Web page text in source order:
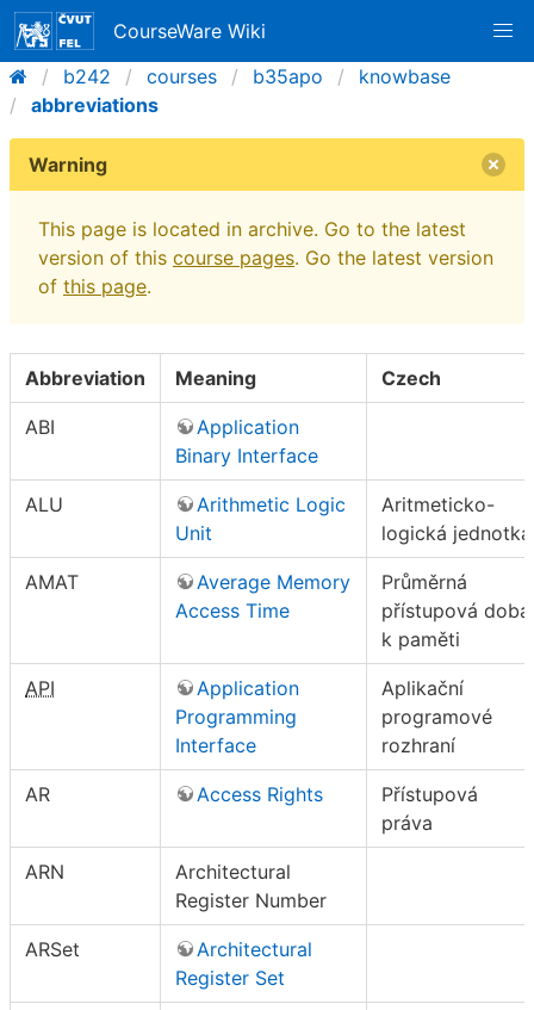
CourseWare Wiki
b242
courses b35apo
knowbase
abbreviations
Warning
This page is located in archive. Go to the latest
version of this course pages. Go the latest version
of this page.
Abbreviation Meaning Czech
ABI
Application
Binary Interface
ALU
Arithmetic Logic
Unit
Aritmeticko-
logická jednotka
AMAT
Average Memory
Access Time
Průměrná
přístupová doba
k paměti
API
Application
Programming
Interface
Aplikační
programové
rozhraní
AR Access Rights
Přístupová
práva
ARN
Architectural
Register Number
ARSet
Architectural
Register Set